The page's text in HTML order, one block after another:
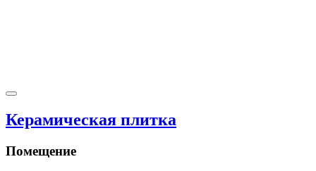
Керамическая плитка
Помещение